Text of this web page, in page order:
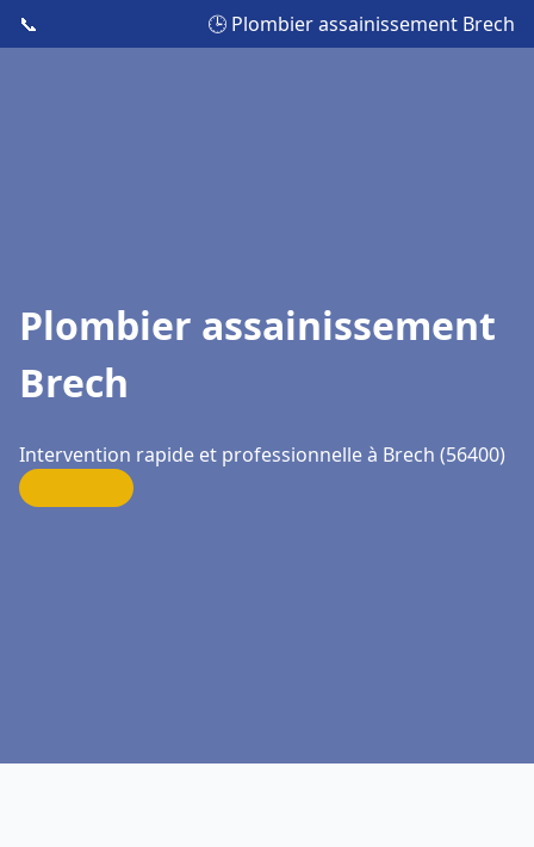
📞 🕒 Plombier assainissement Brech
Plombier assainissement
Brech
Intervention rapide et professionnelle à Brech (56400)